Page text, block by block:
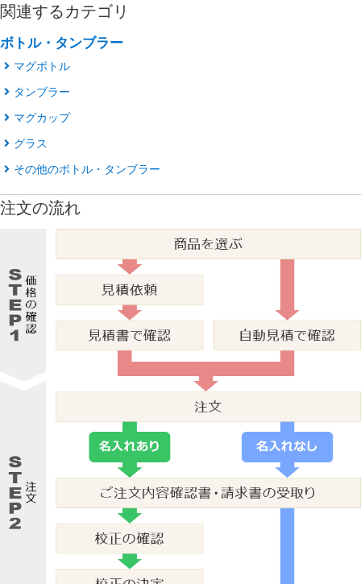
関連するカテゴリ
ボトル・タンブラー
マグボトル
タンブラー
マグカップ
グラス
その他のボトル・タンブラー
注文の流れ